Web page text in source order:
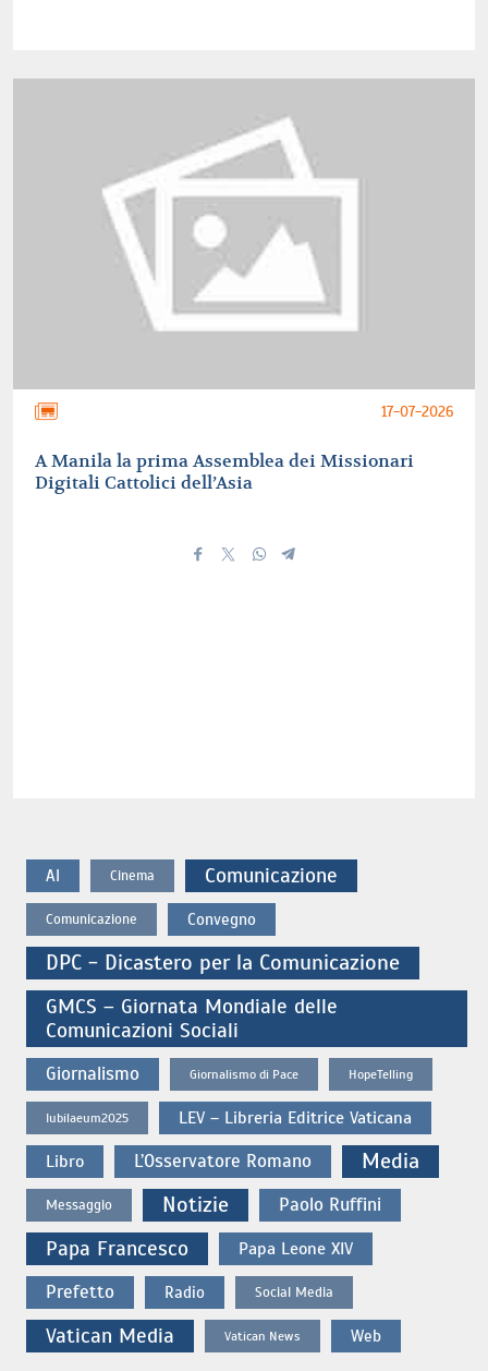
17-07-2026
A Manila la prima Assemblea dei Missionari
Digitali Cattolici dell’Asia
AI Cinema Comunicazione
Comunicazione Convegno
DPC - Dicastero per la Comunicazione
GMCS – Giornata Mondiale delle
Comunicazioni Sociali
Giornalismo Giornalismo di Pace HopeTelling
Iubilaeum2025 LEV – Libreria Editrice Vaticana
Libro L’Osservatore Romano Media
Messaggio Notizie Paolo Ruffini
Papa Francesco Papa Leone XIV
Prefetto Radio Social Media
Vatican Media Vatican News Web